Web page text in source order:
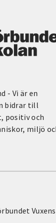
- Vi är en
bidrar till
positiv och
miljö